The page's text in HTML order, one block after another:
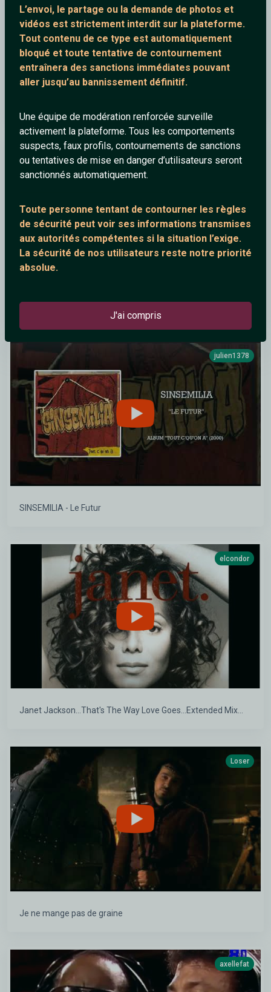
L’envoi, le partage ou la demande de photos et
vidéos est strictement interdit sur la plateforme.
Tout contenu de ce type est automatiquement
bloqué et toute tentative de contournement
entraînera des sanctions immédiates pouvant
aller jusqu’au bannissement définitif.
Une équipe de modération renforcée surveille
activement la plateforme. Tous les comportements
suspects, faux profils, contournements de sanctions
ou tentatives de mise en danger d’utilisateurs seront
sanctionnés automatiquement.
Toute personne tentant de contourner les règles
de sécurité peut voir ses informations transmises
aux autorités compétentes si la situation l’exige.
La sécurité de nos utilisateurs reste notre priorité
absolue.
J'ai compris
Matmatah - L'apologie LIVE @ Fête du bruit 2017
julien1378
SINSEMILIA - Le Futur
elcondor
Janet Jackson...That's The Way Love Goes...Extended Mix...
Loser
Je ne mange pas de graine
axellefat